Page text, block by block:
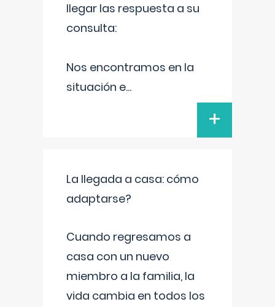
llegar las respuesta a su
consulta:
Nos encontramos en la
situación e...
+
La llegada a casa: cómo
adaptarse?
Cuando regresamos a
casa con un nuevo
miembro a la familia, la
vida cambia en todos los